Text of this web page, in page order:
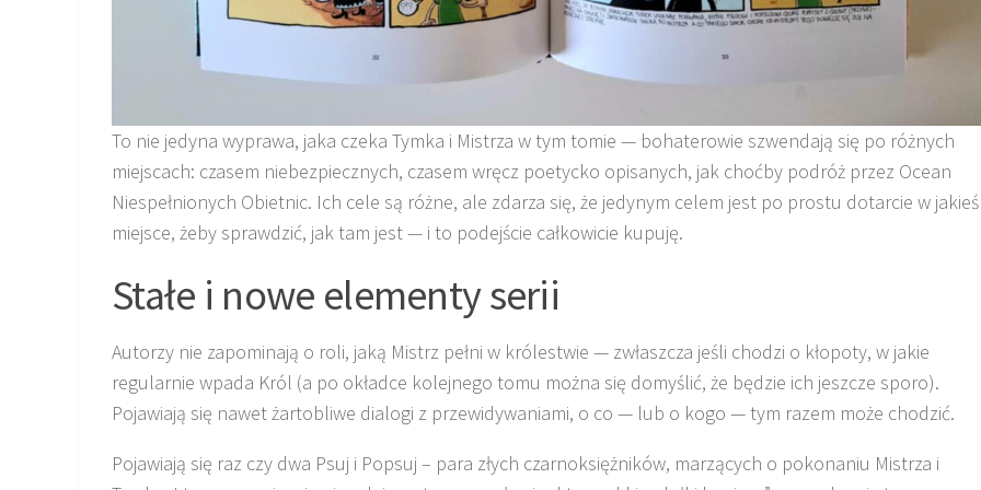
To nie jedyna wyprawa, jaka czeka Tymka i Mistrza w tym tomie — bohaterowie szwendają się po różnych
miejscach: czasem niebezpiecznych, czasem wręcz poetycko opisanych, jak choćby podróż przez Ocean
Niespełnionych Obietnic. Ich cele są różne, ale zdarza się, że jedynym celem jest po prostu dotarcie w jakieś
miejsce, żeby sprawdzić, jak tam jest — i to podejście całkowicie kupuję.
Stałe i nowe elementy serii
Autorzy nie zapominają o roli, jaką Mistrz pełni w królestwie — zwłaszcza jeśli chodzi o kłopoty, w jakie
regularnie wpada Król (a po okładce kolejnego tomu można się domyślić, że będzie ich jeszcze sporo).
Pojawiają się nawet żartobliwe dialogi z przewidywaniami, o co — lub o kogo — tym razem może chodzić.
Pojawiają się raz czy dwa Psuj i Popsuj – para złych czarnoksiężników, marzących o pokonaniu Mistrza i